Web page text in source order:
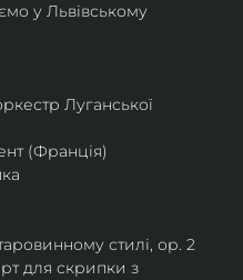
у Львівському
Луганської
(Франція)
стилі, ор. 2
для скрипки з